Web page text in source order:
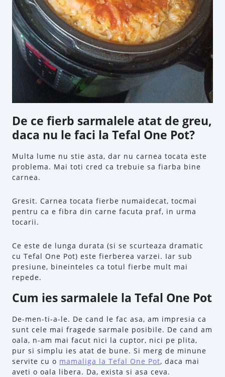
De ce fierb sarmalele atat de greu,
daca nu le faci la Tefal One Pot?
Multa lume nu stie asta, dar nu carnea tocata este
problema. Mai toti cred ca trebuie sa fiarba bine
carnea.
Gresit. Carnea tocata fierbe numaidecat, tocmai
pentru ca e fibra din carne facuta praf, in urma
tocarii.
Ce este de lunga durata (si se scurteaza dramatic
cu Tefal One Pot) este fierberea varzei. Iar sub
presiune, bineinteles ca totul fierbe mult mai
repede.
Cum ies sarmalele la Tefal One Pot
De-men-ti-a-le. De cand le fac asa, am impresia ca
sunt cele mai fragede sarmale posibile. De cand am
oala, n-am mai facut nici la cuptor, nici pe plita,
pur si simplu ies atat de bune. Si merg de minune
servite cu o mamaliga la Tefal One Pot, daca mai
aveti o oala libera. Da, exista si asa ceva.